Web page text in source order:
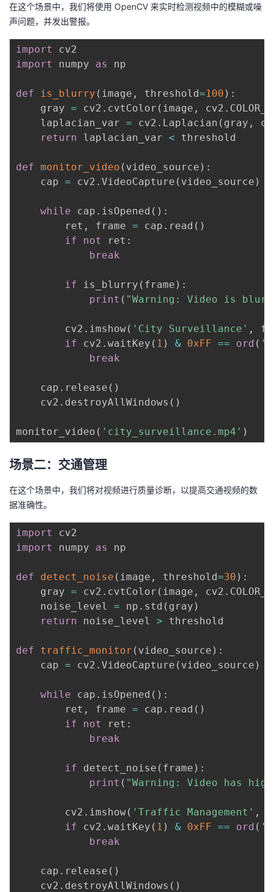
课
程
的
认
我
的
我
在这个场景中，我们将使用 OpenCV 来实时检测视频中的模糊或噪
声问题，并发出警报。
import
import
numpy as np
def is_blurry ( image , threshold=100 ) :
    gray
= cv2 . cvtColor ( image , cv2 .
    laplacian_var
= cv2 . Laplacian ( gray ,
return laplacian_var < threshold
def monitor_video ( video_source ) :
    cap
= cv2 . VideoCapture ( video_source )
while cap . isOpened ( ) :
        ret
, frame = cap . read ( )
if
not ret :
break
if is_blurry ( frame ) :
print ( "Warning: Video is
        cv2
. imshow( 'City Surveillance' ,
if cv2 . waitKey ( 1 ) & 0xFF == ord (
break
    cap
. release ( )
    cv2
. destroyAllWindows ( )
monitor_video ( 'city_surveillance.mp4' )
场景二：交通管理
在这个场景中，我们将对视频进行质量诊断，以提高交通视频的数
据准确性。
import
import
numpy as np
def detect_noise ( image , threshold=30 ) :
    gray
= cv2 . cvtColor ( image , cv2 .
    noise_level
= np . std ( gray )
return noise_level > threshold
def traffic_monitor ( video_source ) :
    cap
= cv2 . VideoCapture ( video_source )
while cap . isOpened ( ) :
        ret
, frame = cap . read ( )
if
not ret :
break
if detect_noise ( frame ) :
print ( "Warning: Video has
        cv2
. imshow( 'Traffic Management' ,
if cv2 . waitKey ( 1 ) & 0xFF == ord (
break
    cap
. release ( )
    cv2
. destroyAllWindows ( )